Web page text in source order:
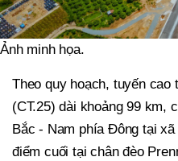
Ảnh minh họa.
Theo quy hoạch, tuyến cao
(CT.25) dài khoảng 99 km,
Bắc - Nam phía Đông tại
điểm cuối tại chân đèo